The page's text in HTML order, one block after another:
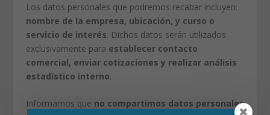
Los datos personales que podremos recabar incluyen:
nombre de la empresa, ubicación, y curso o
servicio de interés. Dichos datos serán utilizados
exclusivamente para establecer contacto
comercial, enviar cotizaciones y realizar análisis
estadístico interno.
Informamos que no compartimos datos personales